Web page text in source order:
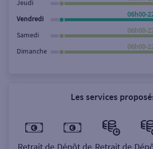
Jeudi
Vendredi
06h00-
Samedi
06h00-
Dimanche
06h00-
Les services